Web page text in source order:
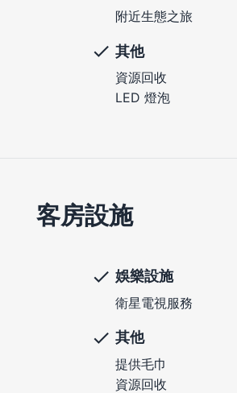
附近生態之旅
其他
資源回收
LED 燈泡
客房設施
娛樂設施
衛星電視服務
其他
提供毛巾
資源回收